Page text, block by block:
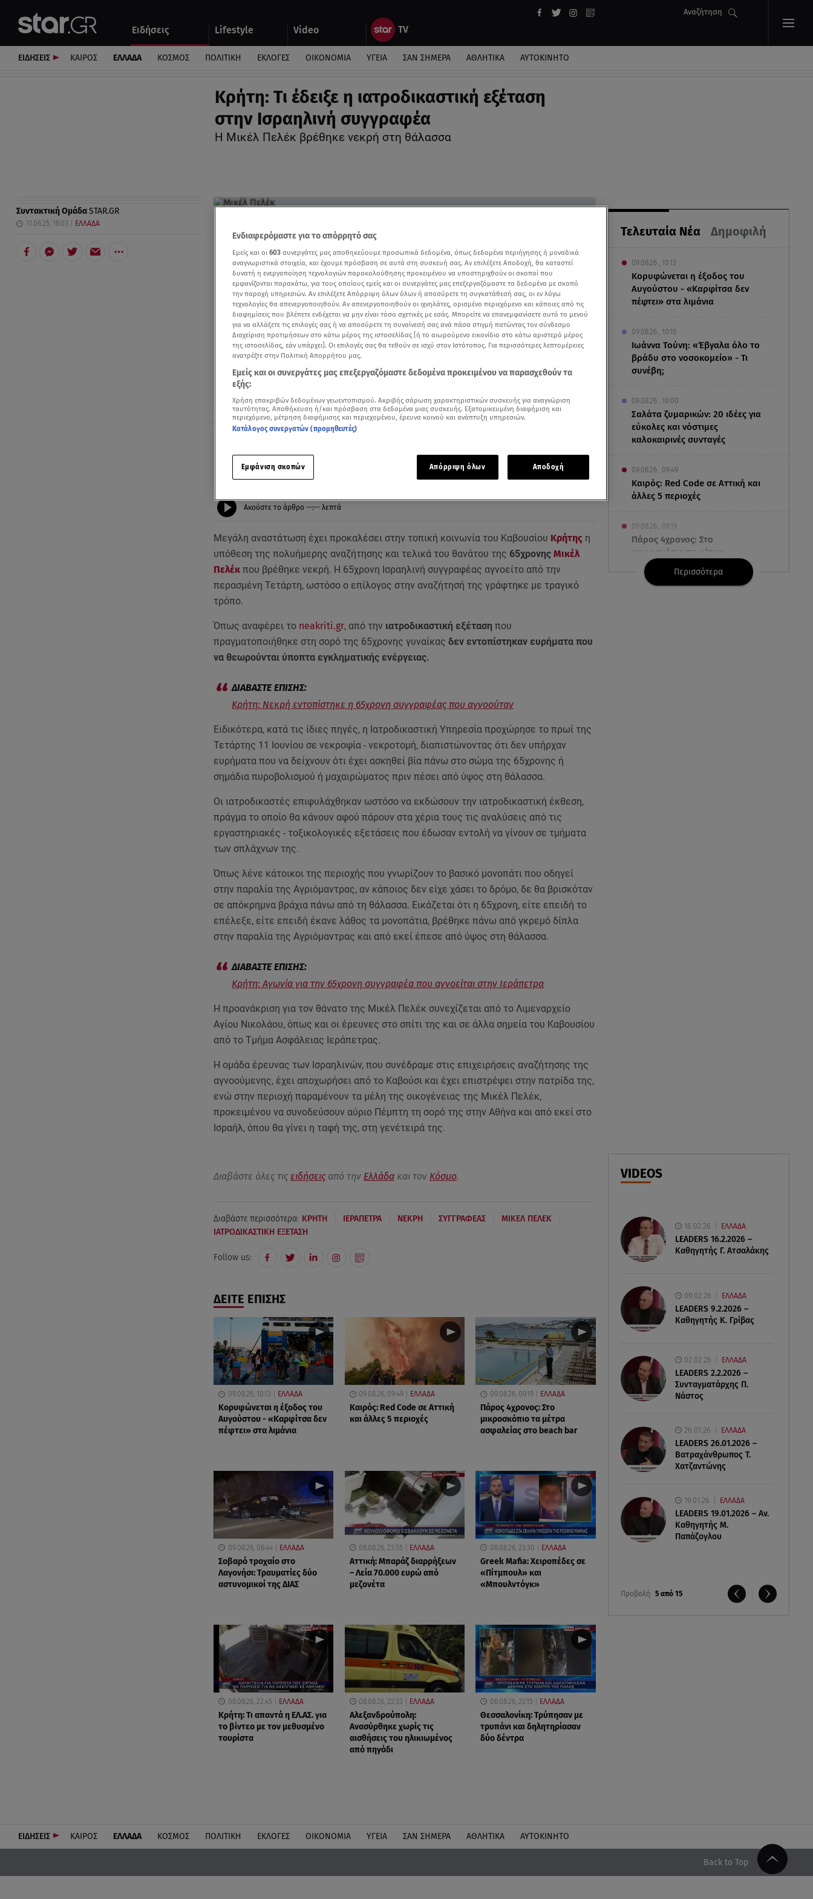
Ειδήσεις Lifestyle Video
Αναζήτηση
Αυτοκίνητο
ΕΙΔΗΣΕΙΣ ΚΑΙΡΟΣ ΕΛΛΑΔΑ ΚΟΣΜΟΣ ΠΟΛΙΤΙΚΗ ΕΚΛΟΓΕΣ ΟΙΚΟΝΟΜΙΑ ΥΓΕΙΑ ΣΑΝ ΣΗΜΕΡΑ ΑΘΛΗΤΙΚΑ ΑΥΤΟΚΙΝΗΤΟ
Κρήτη: Τι έδειξε η ιατροδικαστική εξέταση
στην Ισραηλινή συγγραφέα
Η Μικέλ Πελέκ βρέθηκε νεκρή στη θάλασσα
Τελευταία Νέα Δημοφιλή
09.08.26 , 10:13
Κορυφώνεται η έξοδος του
Αυγούστου - «Καρφίτσα δεν
πέφτει» στα λιμάνια
09.08.26 , 10:10
Ιωάννα Τούνη: «Έβγαλα όλο το
βράδυ στο νοσοκομείο» - Τι
συνέβη;
09.08.26 , 10:00
Σαλάτα ζυμαρικών: 20 ιδέες για
εύκολες και νόστιμες
καλοκαιρινές συνταγές
09.08.26 , 09:49
Καιρός: Red Code σε Αττική και
άλλες 5 περιοχές
09.08.26 , 09:19
Πάρος 4χρονος: Στο
μικροσκόπιο τα μέτρα
ασφαλείας στο beach bar
Θεσσαλονίκη: Τρύπησαν με
Περισσότερα
VIDEOS
16.02.26 ΕΛΛΑΔΑ
LEADERS 16.2.2026 –
Καθηγητής Γ. Ατσαλάκης
09.02.26 ΕΛΛΑΔΑ
LEADERS 9.2.2026 –
Καθηγητής Κ. Γρίβας
02.02.26 ΕΛΛΑΔΑ
LEADERS 2.2.2026 –
Συνταγματάρχης Π.
Νάστος
26.01.26 ΕΛΛΑΔΑ
LEADERS 26.01.2026 –
Βατραχάνθρωπος Τ.
Χατζαντώνης
19.01.26 ΕΛΛΑΔΑ
LEADERS 19.01.2026 – Αν.
Καθηγητής Μ.
Παπάζογλου
Προβολή 5 από 15
Συντακτική ΟμάδαSTAR.GR
11.06.25, 18:03 ΕΛΛΑΔΑ
Κρήτη: Νεκρή η ισραηλινή συγγραφέας Μικέλ Πελέκ / Βίντεο αρχείου Alpha
Add star.gr on Google
Ακούστε το άρθρο --:-- λεπτά
Μεγάλη αναστάτωση έχει προκαλέσει στην τοπική κοινωνία του Καβουσίου Κρήτηςη
υπόθεση της πολυήμερης αναζήτησης και τελικά του θανάτου της 65χρονης Μικέλ
Πελέκπου βρέθηκε νεκρή. Η 65χρονη Ισραηλινή συγγραφέας αγνοείτο από την
περασμένη Τετάρτη, ωστόσο ο επίλογος στην αναζήτησή της γράφτηκε με τραγικό
τρόπο.
Όπως αναφέρει το neakriti.gr, από την ιατροδικαστική εξέταση που
πραγματοποιήθηκε στη σορό της 65χρονης γυναίκας δεν εντοπίστηκαν ευρήματα που
να θεωρούνται ύποπτα εγκληματικής ενέργειας.
Κρήτη: Νεκρή εντοπίστηκε η 65χρονη συγγραφέας που αγνοούταν
Ειδικότερα, κατά τις ίδιες πηγές, η Ιατροδικαστική Υπηρεσία προχώρησε το πρωί της
Τετάρτης 11 Ιουνίου σε νεκροψία - νεκροτομή, διαπιστώνοντας ότι δεν υπήρχαν
ευρήματα που να δείχνουν ότι έχει ασκηθεί βία πάνω στο σώμα της 65χρονης ή
σημάδια πυροβολισμού ή μαχαιρώματος πριν πέσει από ύψος στη θάλασσα.
Οι ιατροδικαστές επιφυλάχθηκαν ωστόσο να εκδώσουν την ιατροδικαστική έκθεση,
πράγμα το οποίο θα κάνουν αφού πάρουν στα χέρια τους τις αναλύσεις από τις
εργαστηριακές - τοξικολογικές εξετάσεις που έδωσαν εντολή να γίνουν σε τμήματα
των σπλάχνων της.
Όπως λένε κάτοικοι της περιοχής που γνωρίζουν το βασικό μονοπάτι που οδηγεί
στην παραλία της Αγριόμαντρας, αν κάποιος δεν είχε χάσει το δρόμο, δε θα βρισκόταν
σε απόκρημνα βράχια πάνω από τη θάλασσα. Εικάζεται ότι η 65χρονη, είτε επειδή το
επέλεξε, είτε επειδή έκανε λάθος τα μονοπάτια, βρέθηκε πάνω από γκρεμό δίπλα
στην παραλία της Αγριόμαντρας και από εκεί έπεσε από ύψος στη θάλασσα.
Κρήτη: Αγωνία για την 65χρονη συγγραφέα που αγνοείται στην Ιεράπετρα
Η προανάκριση για τον θάνατο της Μικέλ Πελέκ συνεχίζεται από το Λιμεναρχείο
Αγίου Νικολάου, όπως και οι έρευνες στο σπίτι της και σε άλλα σημεία του Καβουσίου
από το Τμήμα Ασφάλειας Ιεράπετρας.
Η ομάδα έρευνας των Ισραηλινών, που συνέδραμε στις επιχειρήσεις αναζήτησης της
αγνοούμενης, έχει αποχωρήσει από το Καβούσι και έχει επιστρέψει στην πατρίδα της,
ενώ στην περιοχή παραμένουν τα μέλη της οικογένειας της Μικέλ Πελέκ,
προκειμένου να συνοδεύσουν αύριο Πέμπτη τη σορό της στην Αθήνα και από εκεί στο
Ισραήλ, όπου θα γίνει η ταφή της, στη γενέτειρά της.
Διαβάστε όλες τις ειδήσειςαπό την Ελλάδακαι τον Κόσμο.
Διαβάστε περισσότερα: ΚΡΗΤΗ ΙΕΡΑΠΕΤΡΑ ΝΕΚΡΗ ΣΥΓΓΡΑΦΕΑΣ ΜΙΚΕΛ ΠΕΛΕΚ
ΙΑΤΡΟΔΙΚΑΣΤΙΚΗ ΕΞΕΤΑΣΗ
Follow us:
ΔΕΙΤΕ ΕΠΙΣΗΣ
09.08.26, 10:13 ΕΛΛΑΔΑ
Κορυφώνεται η έξοδος του
Αυγούστου - «Καρφίτσα δεν
πέφτει» στα λιμάνια
09.08.26, 09:49 ΕΛΛΑΔΑ
Καιρός: Red Code σε Αττική
και άλλες 5 περιοχές
09.08.26, 09:19 ΕΛΛΑΔΑ
Πάρος 4χρονος: Στο
μικροσκόπιο τα μέτρα
ασφαλείας στο beach bar
09.08.26, 08:44 ΕΛΛΑΔΑ
Σοβαρό τροχαίο στο
Λαγονήσι: Τραυματίες δύο
αστυνομικοί της ΔΙΑΣ
08.08.26, 23:55 ΕΛΛΑΔΑ
Αττική: Μπαράζ διαρρήξεων
– Λεία 70.000 ευρώ από
μεζονέτα
08.08.26, 23:30 ΕΛΛΑΔΑ
Greek Mafia: Χειροπέδες σε
«Πίτμπουλ» και
«Μπουλντόγκ»
08.08.26, 22:45 ΕΛΛΑΔΑ
Κρήτη: Τι απαντά η ΕΛ.ΑΣ. για
το βίντεο με τον μεθυσμένο
τουρίστα
08.08.26, 22:33 ΕΛΛΑΔΑ
Αλεξανδρούπολη:
Ανασύρθηκε χωρίς τις
αισθήσεις του ηλικιωμένος
από πηγάδι
08.08.26, 22:15 ΕΛΛΑΔΑ
Θεσσαλονίκη: Τρύπησαν με
τρυπάνι και δηλητηρίασαν
δύο δέντρα
ΕΙΔΗΣΕΙΣ ΚΑΙΡΟΣ ΕΛΛΑΔΑ ΚΟΣΜΟΣ ΠΟΛΙΤΙΚΗ ΕΚΛΟΓΕΣ ΟΙΚΟΝΟΜΙΑ ΥΓΕΙΑ ΣΑΝ ΣΗΜΕΡΑ ΑΘΛΗΤΙΚΑ ΑΥΤΟΚΙΝΗΤΟ
Back to Top
Ενδιαφερόμαστε για το απόρρητό σας
Εμείς και οι 603 συνεργάτες μας αποθηκεύουμε προσωπικά δεδομένα, όπως δεδομένα περιήγησης ή μοναδικά
αναγνωριστικά στοιχεία, και έχουμε πρόσβαση σε αυτά στη συσκευή σας. Αν επιλέξετε Αποδοχή, θα καταστεί
δυνατή η ενεργοποίηση τεχνολογιών παρακολούθησης προκειμένου να υποστηριχθούν οι σκοποί που
εμφανίζονται παρακάτω, για τους οποίους εμείς και οι συνεργάτες μας επεξεργαζόμαστε τα δεδομένα με σκοπό
την παροχή υπηρεσιών. Αν επιλέξετε Απόρριψη όλων όλων ή αποσύρετε τη συγκατάθεσή σας, οι εν λόγω
τεχνολογίες θα απενεργοποιηθούν. Αν απενεργοποιηθούν οι ιχνηλάτες, ορισμένο περιεχόμενο και κάποιες από τις
διαφημίσεις που βλέπετε ενδέχεται να μην είναι τόσο σχετικές με εσάς. Μπορείτε να επανεμφανίσετε αυτό το μενού
για να αλλάξετε τις επιλογές σας ή να αποσύρετε τη συναίνεσή σας ανά πάσα στιγμή πατώντας τον σύνδεσμο
Διαχείριση προτιμήσεων στο κάτω μέρος της ιστοσελίδας [ή το αιωρούμενο εικονίδιο στο κάτω αριστερό μέρος
της ιστοσελίδας, εάν υπάρχει]. Οι επιλογές σας θα τεθούν σε ισχύ στον Ιστότοπος. Για περισσότερες λεπτομέρειες
ανατρέξτε στην Πολιτική Απορρήτου μας.
Εμείς και οι συνεργάτες μας επεξεργαζόμαστε δεδομένα προκειμένου να παρασχεθούν τα
εξής:
Χρήση επακριβών δεδομένων γεωεντοπισμού. Ακριβής σάρωση χαρακτηριστικών συσκευής για αναγνώριση
ταυτότητας. Αποθήκευση ή/και πρόσβαση στα δεδομένα μιας συσκευής. Εξατομικευμένη διαφήμιση και
περιεχόμενο, μέτρηση διαφήμισης και περιεχομένου, έρευνα κοινού και ανάπτυξη υπηρεσιών.
Κατάλογος συνεργατών (προμηθευτές)
Εμφάνιση σκοπών Απόρριψη όλων Αποδοχή